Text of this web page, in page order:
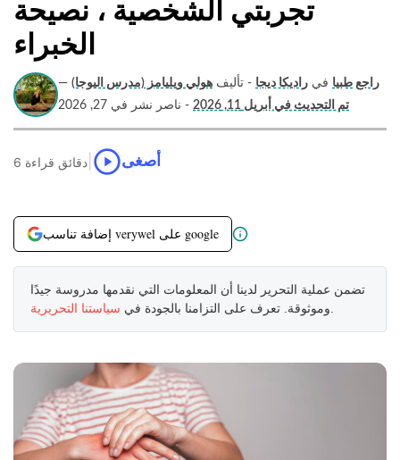
تجربتي الشخصية ، نصيحة
الخبراء
راجع طبيا في راديكا ديجا - تأليف هولي ويليامز (مدرس اليوجا) —
تم التحديث في أبريل 11, 2026
- ناصر نشر في 27, 2026
6 دقائق قراءة أصغى
إضافة تناسب verywel على google
تضمن عملية التحرير لدينا أن المعلومات التي نقدمها مدروسة جيدًا
وموثوقة. تعرف على التزامنا بالجودة في سياستنا التحريرية